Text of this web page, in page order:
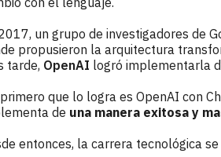
un grupo de investigadores de
propusieron la arquitectura
tarde, OpenAI logró implementarla
que lo logra es OpenAI con
de una manera exitosa y
entonces, la carrera tecnológica